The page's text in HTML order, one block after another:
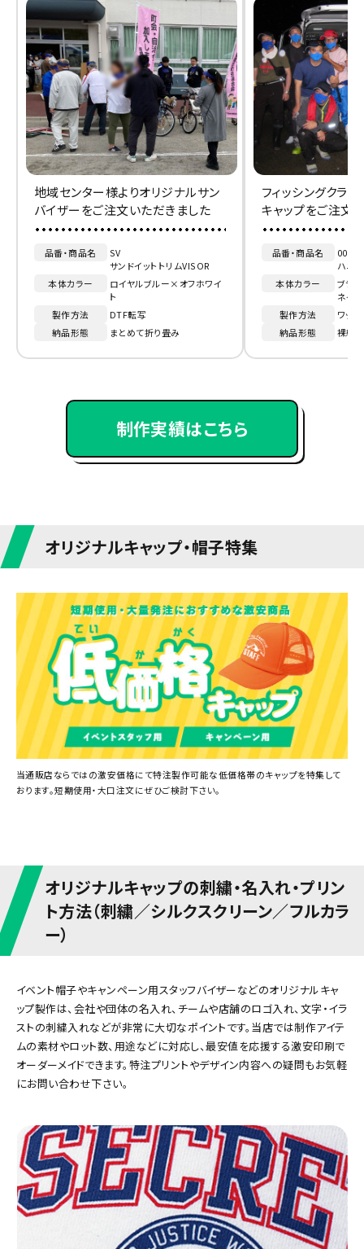
地域センター様よりオリジナルサン
バイザーをご注文いただきました
品番・商品名
SV
サンドイットトリムVISOR
本体カラー
ロイヤルブルー×オフホワイ
ト
製作方法
DTF転写
納品形態
まとめて折り畳み
フィッシングクラ
キャップをご注文
品番・商品名
ハニ
本体カラー
ブラッ
ネイ
製作方法
ワッ
納品形態
裸納
制作実績はこちら
オリジナルキャップ・帽子特集
当通販店ならではの激安価格にて特注製作可能な低価格帯のキャップを特集して
おります。短期使用・大口注文にぜひご検討下さい。
オリジナルキャップの刺繍・名入れ・プリン
ト方法（刺繍／シルクスクリーン／フルカラ
ー）
イベント帽子やキャンペーン用スタッフバイザーなどのオリジナルキャ
ップ製作は、会社や団体の名入れ、チームや店舗のロゴ入れ、文字・イラ
ストの刺繍入れなどが非常に大切なポイントです。当店では制作アイテ
ムの素材やロット数、用途などに対応し、最安値を応援する激安印刷で
オーダーメイドできます。特注プリントやデザイン内容への疑問もお気軽
にお問い合わせ下さい。